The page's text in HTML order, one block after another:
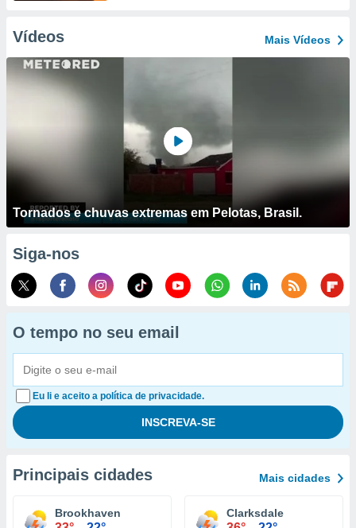
Vídeos Mais Vídeos
Tornados e chuvas extremas em Pelotas, Brasil.
Siga-nos
O tempo no seu email
Eu li e aceito a política de privacidade.
Principais cidades Mais cidades
Brookhaven Clarksdale